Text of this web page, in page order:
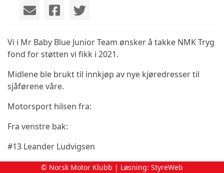
Vi i Mr Baby Blue Junior Team ønsker å takke NMK Tryg
fond for støtten vi fikk i 2021.
Midlene ble brukt til innkjøp av nye kjøredresser til
sjåførene våre.
Motorsport hilsen fra:
Fra venstre bak:
#13 Leander Ludvigsen
#125 Tobias Steen
© Norsk Motor Klubb | Løsning: StyreWeb